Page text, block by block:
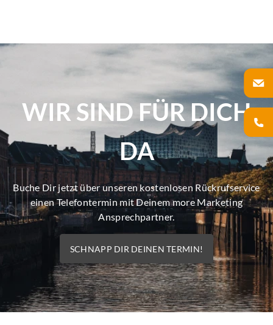
WIR SIND FÜR DICH
DA
Buche Dir jetzt über unseren kostenlosen Rückrufservice
einen Telefontermin mit Deinem more Marketing
Ansprechpartner.
SCHNAPP DIR DEINEN TERMIN!